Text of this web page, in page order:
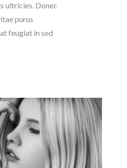
ultricies. Donec
purus
feugiat in sed